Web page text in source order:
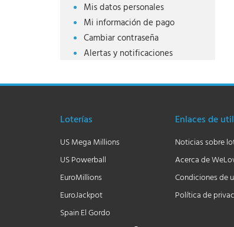
Mis datos personales
Mi información de pago
Cambiar contraseña
Alertas y notificaciones
Loterías
US Mega Millions
US Powerball
EuroMillions
EuroJackpot
Spain El Gordo
Enlaces de
Noticias sobre
Acerca de
Condiciones de
Política de